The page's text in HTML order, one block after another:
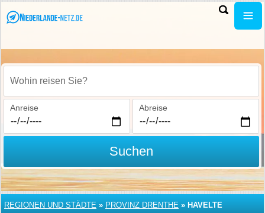
Wohin reisen Sie?
Anreise Abreise
Suchen
REGIONEN UND STÄDTE » PROVINZ DRENTHE » HAVELTE